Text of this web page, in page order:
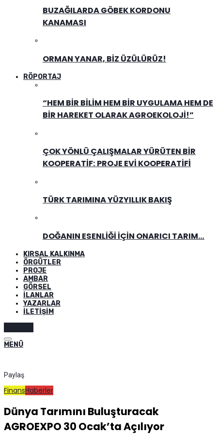
BUZAĞILARDA GÖBEK KORDONU
KANAMASI
ORMAN YANAR, BIZ ÜZÜLÜRÜZ!
RÖPORTAJ
“HEM BIR BILIM HEM BIR UYGULAMA HEM DE
BIR HAREKET OLARAK AGROEKOLOJI!”
ÇOK YÖNLÜ ÇALIŞMALAR YÜRÜTEN BIR
KOOPERATIF: PROJE EVI KOOPERATIFI
TÜRK TARIMINA YÜZYILLIK BAKIŞ
DOĞANIN ESENLIĞI İÇIN ONARICI TARIM…
KIRSAL KALKINMA
ÖRGÜTLER
PROJE
AMBAR
GÖRSEL
İLANLAR
YAZARLAR
İLETIŞIM
MENÜ
Paylaş
FinansHaberler
Dünya Tarımını Buluşturacak
AGROEXPO 30 Ocak’ta Açılıyor